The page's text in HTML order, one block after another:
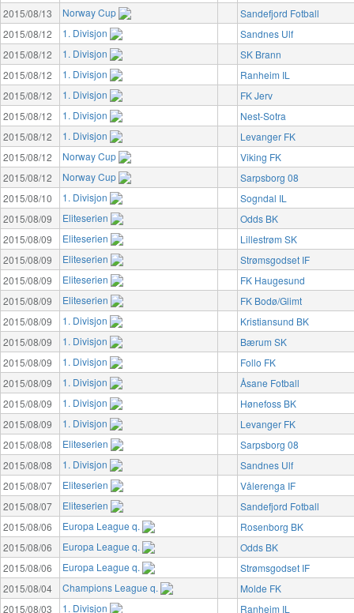
2015/08/13
Norway Cup
Sandefjord Fotball
2015/08/12
1. Divisjon
Sandnes Ulf
2015/08/12
1. Divisjon
SK Brann
2015/08/12
1. Divisjon
Ranheim IL
2015/08/12
1. Divisjon
FK Jerv
2015/08/12
1. Divisjon
Nest-Sotra
2015/08/12
1. Divisjon
Levanger FK
2015/08/12
Norway Cup
Viking FK
2015/08/12
Norway Cup
Sarpsborg 08
2015/08/10
1. Divisjon
Sogndal IL
2015/08/09
Eliteserien
Odds BK
2015/08/09
Eliteserien
Lillestrøm SK
2015/08/09
Eliteserien
Strømsgodset IF
2015/08/09
Eliteserien
FK Haugesund
2015/08/09
Eliteserien
FK Bodø/Glimt
2015/08/09
1. Divisjon
Kristiansund BK
2015/08/09
1. Divisjon
Bærum SK
2015/08/09
1. Divisjon
Follo FK
2015/08/09
1. Divisjon
Åsane Fotball
2015/08/09
1. Divisjon
Hønefoss BK
2015/08/09
1. Divisjon
Levanger FK
2015/08/08
Eliteserien
Sarpsborg 08
2015/08/08
1. Divisjon
Sandnes Ulf
2015/08/07
Eliteserien
Vålerenga IF
2015/08/07
Eliteserien
Sandefjord Fotball
2015/08/06
Europa League q.
Rosenborg BK
2015/08/06
Europa League q.
Odds BK
2015/08/06
Europa League q.
Strømsgodset IF
2015/08/04
Champions League q.
Molde FK
2015/08/03
1. Divisjon Ranheim IL